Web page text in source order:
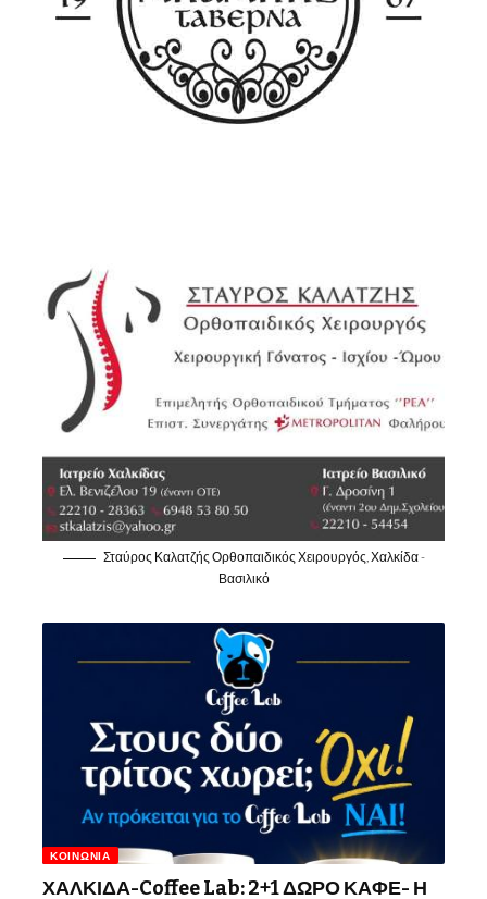
Σταύρος Καλατζής Ορθοπαιδικός Χειρουργός, Χαλκίδα -
Βασιλικό
ΚΟΙΝΩΝΊΑ
ΧΑΛΚΙΔΑ-Coffee Lab: 2+1 ΔΩΡΟ ΚΑΦΕ- Η